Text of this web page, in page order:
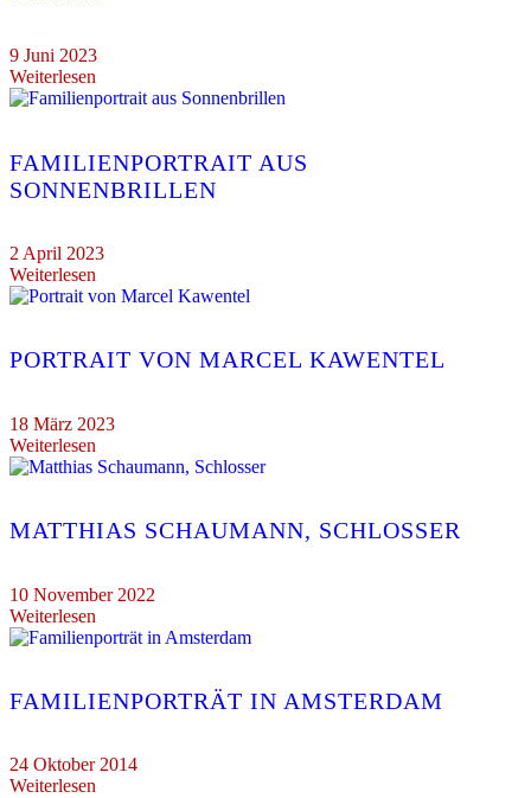
9 Juni 2023
Weiterlesen
FAMILIENPORTRAIT AUS
SONNENBRILLEN
2 April 2023
Weiterlesen
PORTRAIT VON MARCEL KAWENTEL
18 März 2023
Weiterlesen
MATTHIAS SCHAUMANN, SCHLOSSER
10 November 2022
Weiterlesen
FAMILIENPORTRÄT IN AMSTERDAM
24 Oktober 2014
Weiterlesen